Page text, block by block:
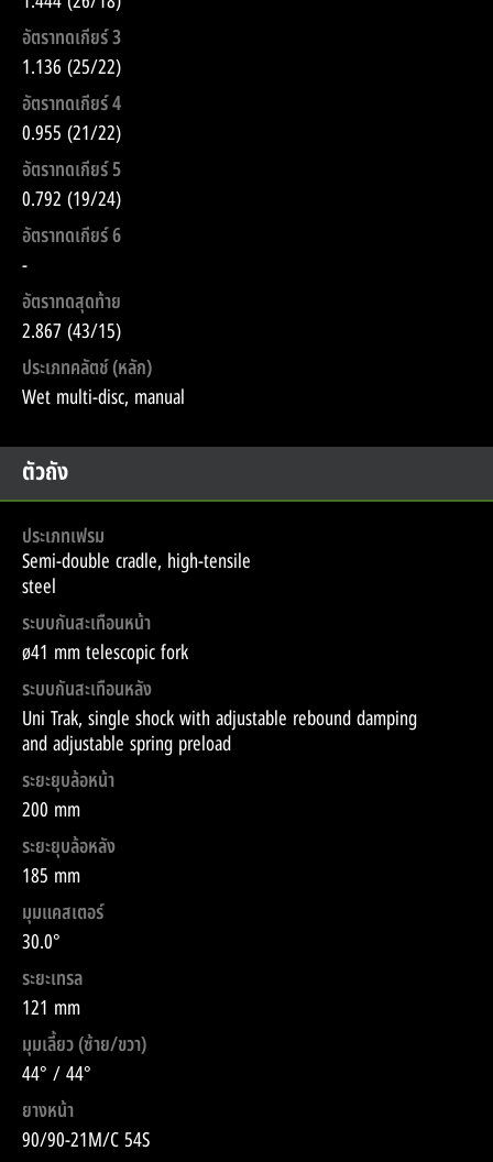
อัตราทดเกียร์ 3
1.136 (25/22)
อัตราทดเกียร์ 4
0.955 (21/22)
อัตราทดเกียร์ 5
0.792 (19/24)
อัตราทดเกียร์ 6
-
อัตราทดสุดท้าย
2.867 (43/15)
ประเภทคลัตช์ (หลัก)
Wet multi-disc, manual
ตัวถัง
ประเภทเฟรม
Semi-double cradle, high-tensile
steel
ระบบกันสะเทือนหน้า
ø41 mm telescopic fork
ระบบกันสะเทือนหลัง
Uni Trak, single shock with adjustable rebound damping
and adjustable spring preload
ระยะยุบล้อหน้า
200 mm
ระยะยุบล้อหลัง
185 mm
มุมแคสเตอร์
30.0°
ระยะเทรล
121 mm
มุมเลี้ยว (ซ้าย/ขวา)
44° / 44°
ยางหน้า
90/90-21M/C 54S